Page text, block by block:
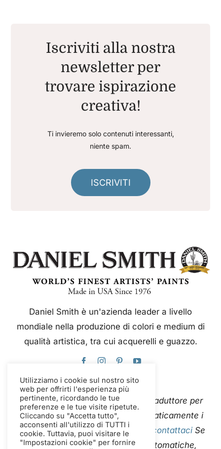
Iscriviti alla nostra
newsletter per
trovare ispirazione
creativa!
Ti invieremo solo contenuti interessanti,
niente spam.
ISCRIVITI
Daniel Smith è un'azienda leader a livello
mondiale nella produzione di colori e medium di
qualità artistica, tra cui acquerelli e guazzo.
Questo sito web utilizza Google Traduttore per
tradurre istantaneamente e automaticamente i
contenuti in più lingue. Per favore
contattaciSe
riscontri errori nelle traduzioni automatiche,
Utilizziamo i cookie sul nostro sito
web per offrirti l'esperienza più
pertinente, ricordando le tue
preferenze e le tue visite ripetute.
Cliccando su "Accetta tutto",
acconsenti all'utilizzo di TUTTI i
cookie. Tuttavia, puoi visitare le
"Impostazioni cookie" per fornire